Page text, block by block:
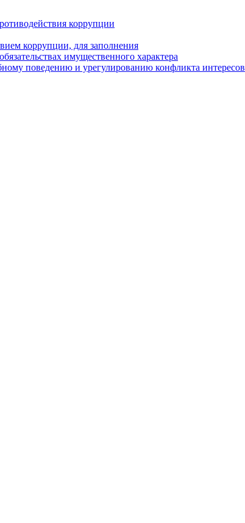
коррупции
коррупции, для заполнения
имущественного характера
поведению и урегулированию конфликта интересов